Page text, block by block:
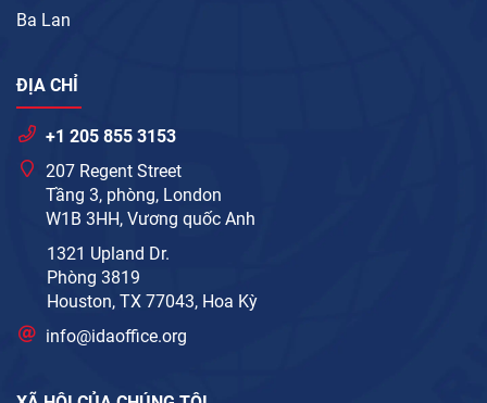
Ba Lan
ĐỊA CHỈ
+1 205 855 3153
207 Regent Street
Tầng 3, phòng, London
W1B 3HH, Vương quốc Anh
1321 Upland Dr.
Phòng 3819
Houston, TX 77043, Hoa Kỳ
info@idaoffice.org